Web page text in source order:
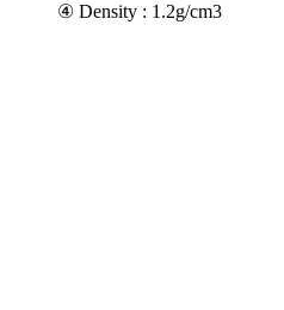
④ Density : 1.2g/cm3